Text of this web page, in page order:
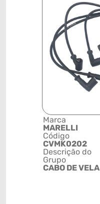
Marca
MARELLI
Código
CVMK0202
Descrição do
Grupo
CABO DE VELA